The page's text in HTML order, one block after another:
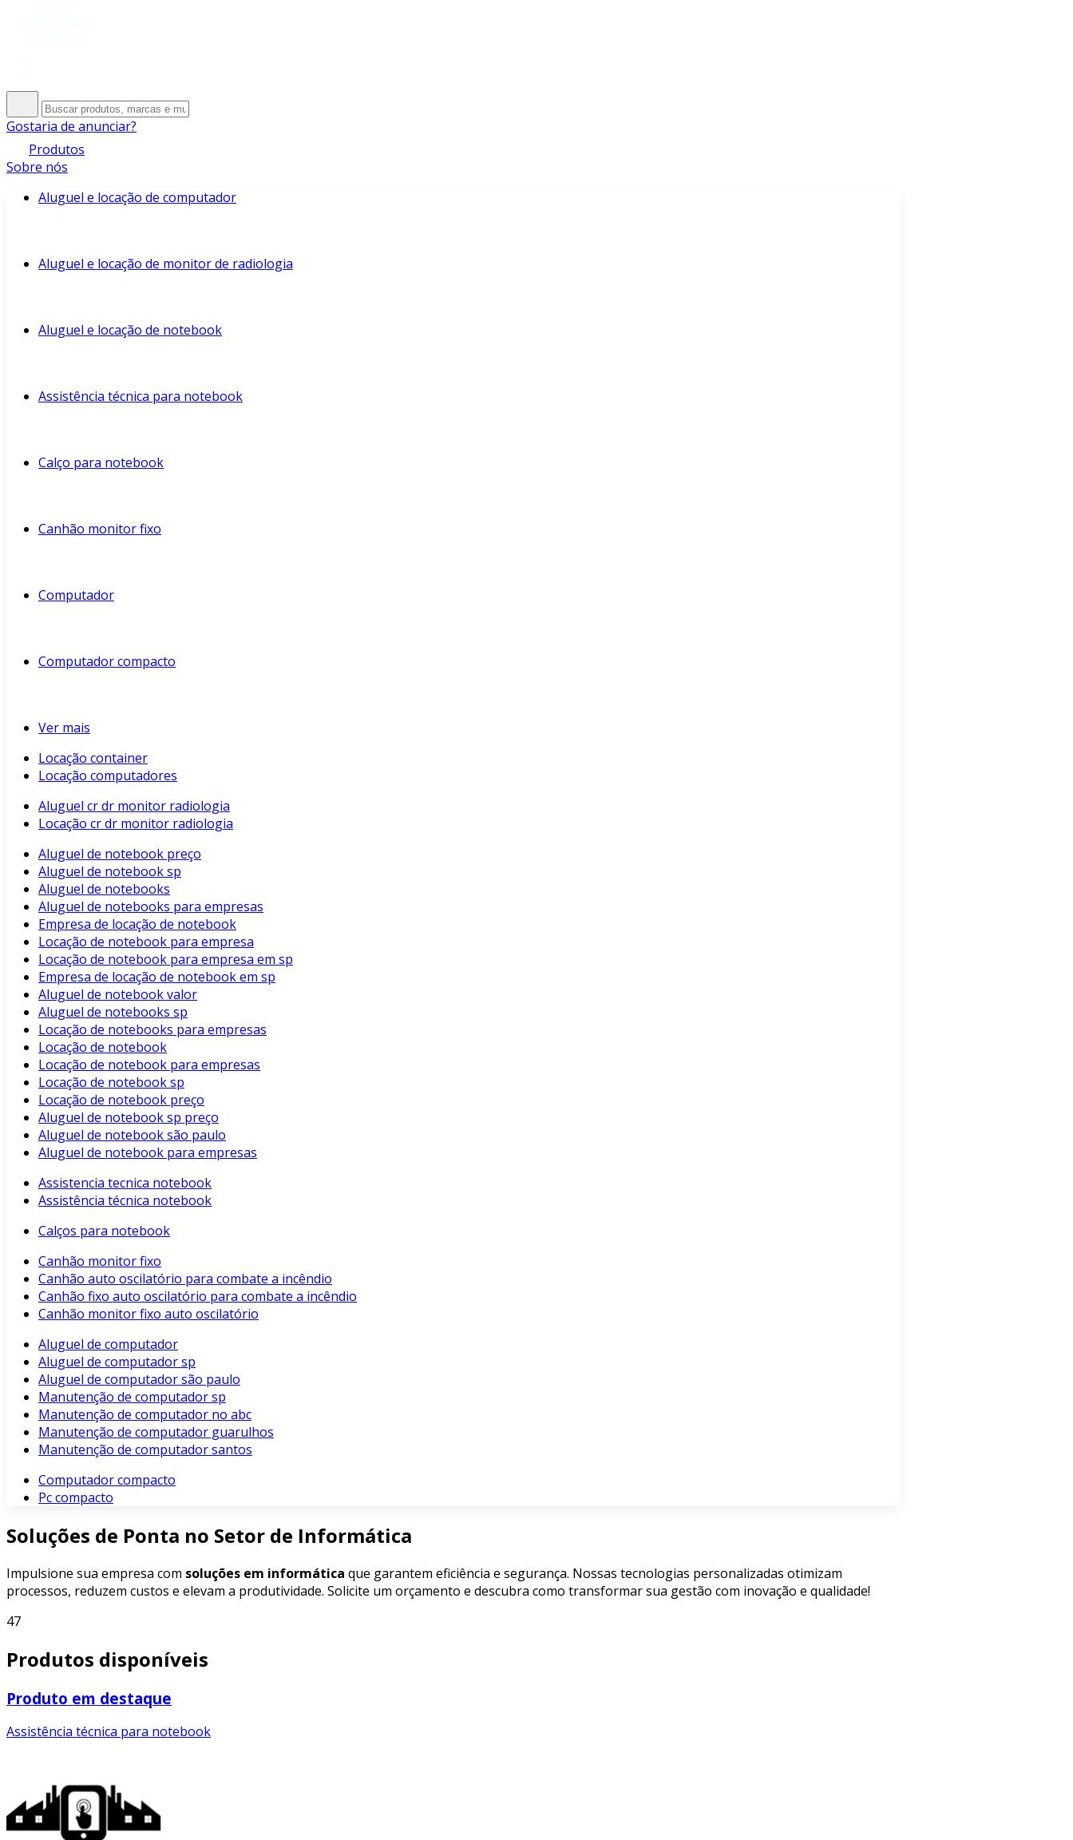
Gostaria de anunciar?
Produtos
Sobre nós
Aluguel e locação de computador
Aluguel e locação de monitor de radiologia
Aluguel e locação de notebook
Assistência técnica para notebook
Calço para notebook
Canhão monitor fixo
Computador
Computador compacto
Ver mais
Locação container
Locação computadores
Aluguel cr dr monitor radiologia
Locação cr dr monitor radiologia
Aluguel de notebook preço
Aluguel de notebook sp
Aluguel de notebooks
Aluguel de notebooks para empresas
Empresa de locação de notebook
Locação de notebook para empresa
Locação de notebook para empresa em sp
Empresa de locação de notebook em sp
Aluguel de notebook valor
Aluguel de notebooks sp
Locação de notebooks para empresas
Locação de notebook
Locação de notebook para empresas
Locação de notebook sp
Locação de notebook preço
Aluguel de notebook sp preço
Aluguel de notebook são paulo
Aluguel de notebook para empresas
Assistencia tecnica notebook
Assistência técnica notebook
Calços para notebook
Canhão monitor fixo
Canhão auto oscilatório para combate a incêndio
Canhão fixo auto oscilatório para combate a incêndio
Canhão monitor fixo auto oscilatório
Aluguel de computador
Aluguel de computador sp
Aluguel de computador são paulo
Manutenção de computador sp
Manutenção de computador no abc
Manutenção de computador guarulhos
Manutenção de computador santos
Computador compacto
Pc compacto
Soluções de Ponta no Setor de Informática
Impulsione sua empresa com soluções em informática que garantem eficiência e segurança. Nossas tecnologias personalizadas otimizam
processos, reduzem custos e elevam a produtividade. Solicite um orçamento e descubra como transformar sua gestão com inovação e qualidade!
47
Produtos disponíveis
Produto em destaque
Assistência técnica para notebook